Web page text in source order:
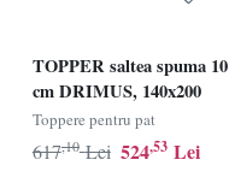
TOPPER saltea spuma 10
cm DRIMUS, 140x200
Toppere pentru pat
524,53 Lei
617,10 Lei